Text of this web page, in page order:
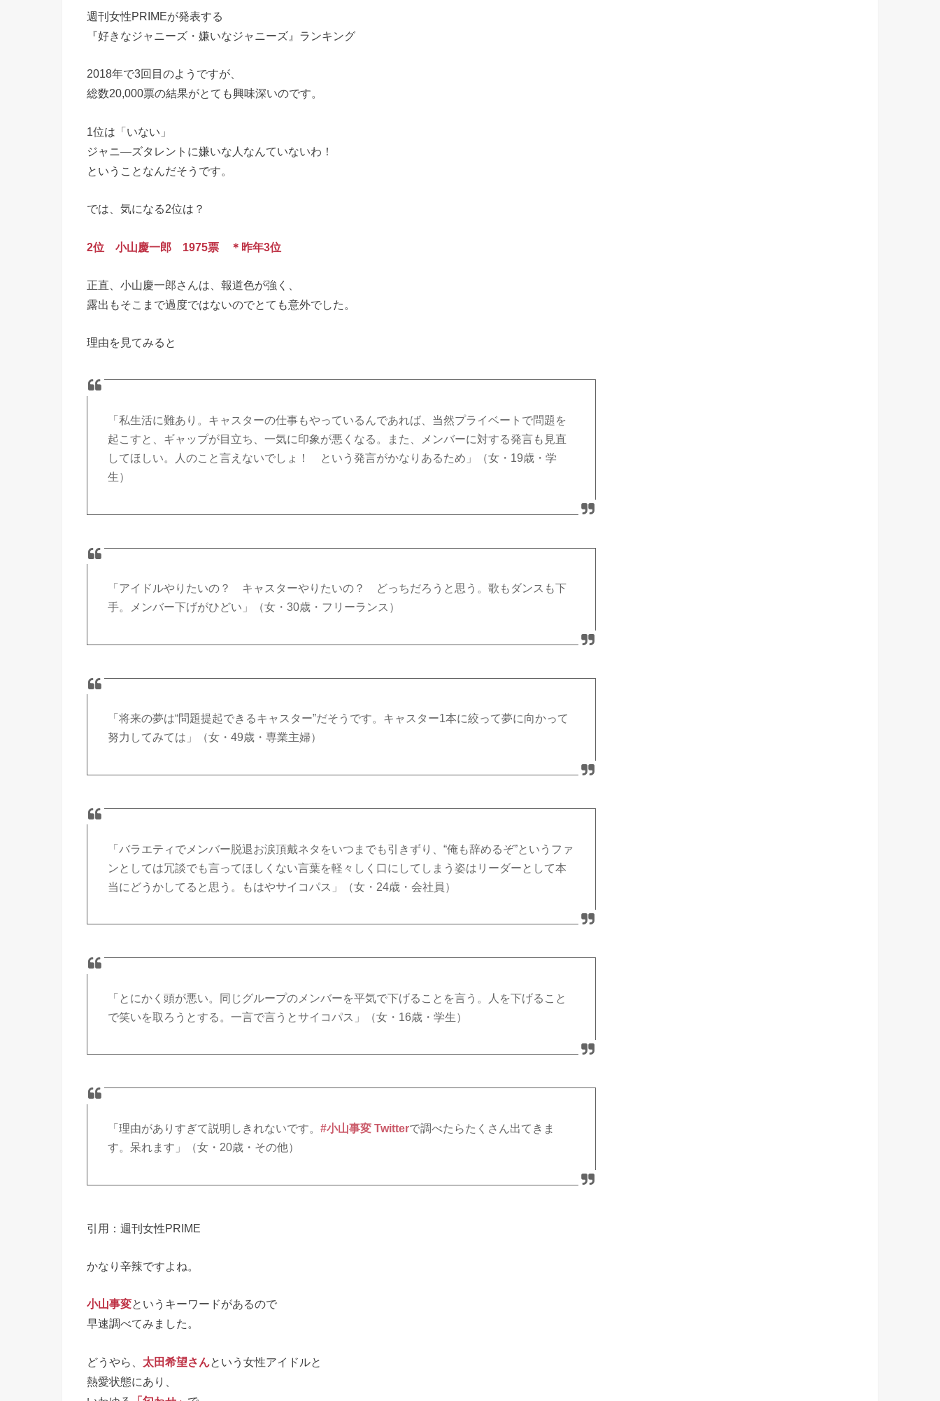
週刊女性PRIMEが発表する
『好きなジャニーズ・嫌いなジャニーズ』ランキング
2018年で3回目のようですが、
総数20,000票の結果がとても興味深いのです。
1位は「いない」
ジャニ―ズタレントに嫌いな人なんていないわ！
ということなんだそうです。
では、気になる2位は？
2位 小山慶一郎 1975票 ＊昨年3位
正直、小山慶一郎さんは、報道色が強く、
露出もそこまで過度ではないのでとても意外でした。
理由を見てみると
「私生活に難あり。キャスターの仕事もやっているんであれば、当然プライベートで問題を
起こすと、ギャップが目立ち、一気に印象が悪くなる。また、メンバーに対する発言も見直
してほしい。人のこと言えないでしょ！ という発言がかなりあるため」（女・19歳・学
生）
「アイドルやりたいの？ キャスターやりたいの？ どっちだろうと思う。歌もダンスも下
手。メンバー下げがひどい」（女・30歳・フリーランス）
「将来の夢は“問題提起できるキャスター”だそうです。キャスター1本に絞って夢に向かって
努力してみては」（女・49歳・専業主婦）
「バラエティでメンバー脱退お涙頂戴ネタをいつまでも引きずり、“俺も辞めるぞ”というファ
ンとしては冗談でも言ってほしくない言葉を軽々しく口にしてしまう姿はリーダーとして本
当にどうかしてると思う。もはやサイコパス」（女・24歳・会社員）
「とにかく頭が悪い。同じグループのメンバーを平気で下げることを言う。人を下げること
で笑いを取ろうとする。一言で言うとサイコパス」（女・16歳・学生）
「理由がありすぎて説明しきれないです。#小山事変 Twitterで調べたらたくさん出てきま
す。呆れます」（女・20歳・その他）
引用：週刊女性PRIME
かなり辛辣ですよね。
小山事変というキーワードがあるので
早速調べてみました。
どうやら、 太田希望さんという女性アイドルと
熱愛状態にあり、